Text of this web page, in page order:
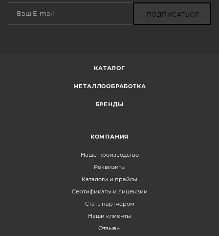
ПОДПИСАТЬСЯ
КАТАЛОГ
МЕТАЛЛООБРАБОТКА
БРЕНДЫ
КОМПАНИЯ
Наше производство
Реквизиты
Каталоги и прайсы
Сертификаты и лицензии
Стать партнером
Наши клиенты
Отзывы